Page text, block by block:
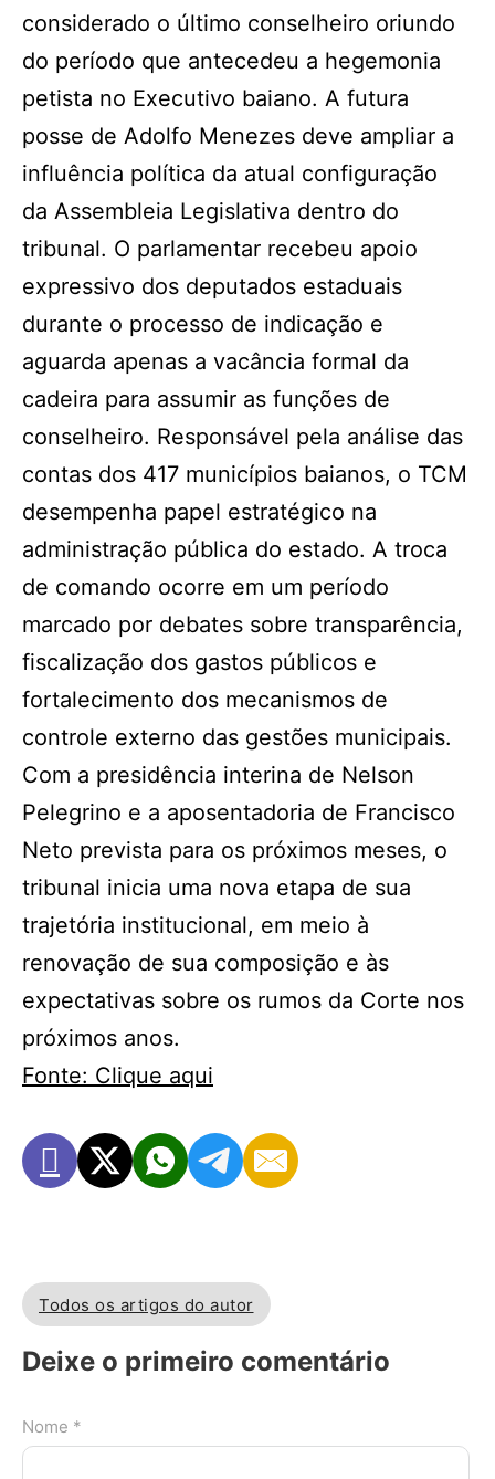
considerado o último conselheiro oriundo
do período que antecedeu a hegemonia
petista no Executivo baiano. A futura
posse de Adolfo Menezes deve ampliar a
influência política da atual configuração
da Assembleia Legislativa dentro do
tribunal. O parlamentar recebeu apoio
expressivo dos deputados estaduais
durante o processo de indicação e
aguarda apenas a vacância formal da
cadeira para assumir as funções de
conselheiro. Responsável pela análise das
contas dos 417 municípios baianos, o TCM
desempenha papel estratégico na
administração pública do estado. A troca
de comando ocorre em um período
marcado por debates sobre transparência,
fiscalização dos gastos públicos e
fortalecimento dos mecanismos de
controle externo das gestões municipais.
Com a presidência interina de Nelson
Pelegrino e a aposentadoria de Francisco
Neto prevista para os próximos meses, o
tribunal inicia uma nova etapa de sua
trajetória institucional, em meio à
renovação de sua composição e às
expectativas sobre os rumos da Corte nos
próximos anos.
Fonte: Clique aqui
Todos os artigos do autor
Deixe o primeiro comentário
Nome *